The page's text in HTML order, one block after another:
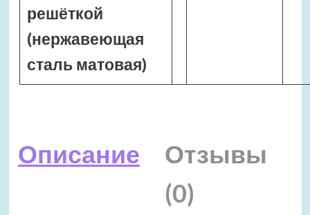
решёткой
(нержавеющая
сталь матовая)
Описание
Отзывы
(0)